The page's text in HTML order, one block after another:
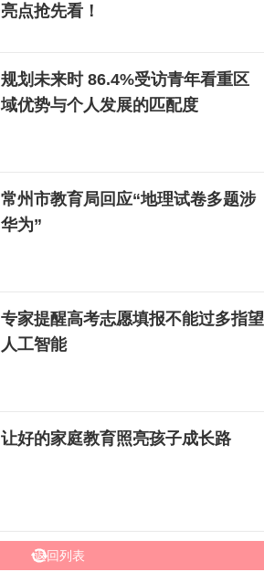
亮点抢先看！
规划未来时 86.4%受访青年看重区
域优势与个人发展的匹配度
常州市教育局回应“地理试卷多题涉
华为”
专家提醒高考志愿填报不能过多指望
人工智能
让好的家庭教育照亮孩子成长路
返回列表